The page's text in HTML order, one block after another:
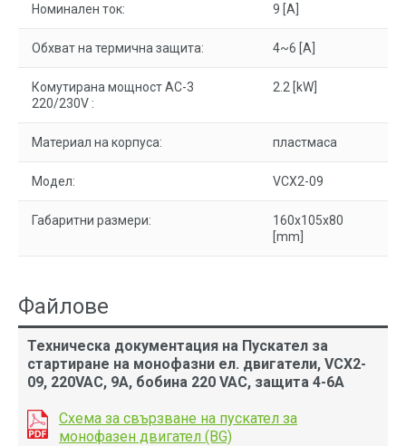
Номинален ток: 9 [A]
Обхват на термична защита: 4~6 [A]
Комутирана мощност AC-3
220/230V :
2.2 [kW]
Материал на корпуса: пластмаса
Модел: VCX2-09
Габаритни размери:
160x105x80
[mm]
Файлове
Техническа документация на Пускател за
стартиране на монофазни ел. двигатели, VCX2-
09, 220VAC, 9A, бобина 220 VAC, защита 4-6А
Схема за свързване на пускател за
монофазен двигател (BG)